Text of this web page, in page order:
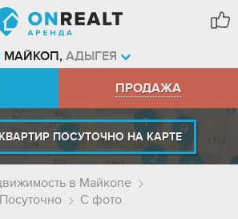
МАЙКОП, АДЫГЕЯ
ПРОДАЖА
ПОСУТОЧНО НА КАРТЕ
в Майкопе
Посуточно С фото